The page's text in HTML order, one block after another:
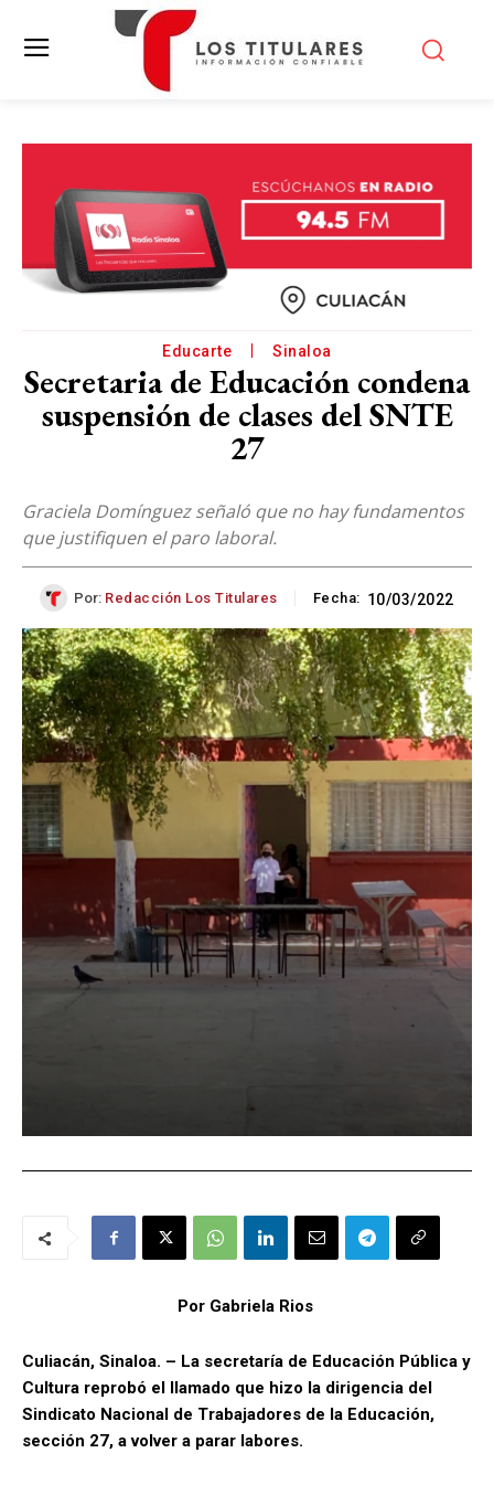
Educarte Sinaloa
Secretaria de Educación condena
suspensión de clases del SNTE
27
Graciela Domínguez señaló que no hay fundamentos
que justifiquen el paro laboral.
Por: Redacción Los Titulares Fecha: 10/03/2022
Por Gabriela Rios
Culiacán, Sinaloa. – La secretaría de Educación Pública y
Cultura reprobó el llamado que hizo la dirigencia del
Sindicato Nacional de Trabajadores de la Educación,
sección 27, a volver a parar labores.